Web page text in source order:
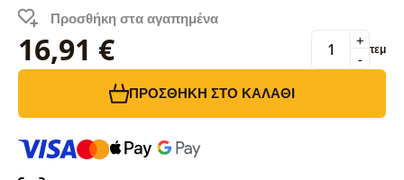
Προσθήκη στα αγαπημένα
16,91 € -
+ τεμ
ΠΡΟΣΘΉΚΗ ΣΤΟ ΚΑΛΆΘΙ